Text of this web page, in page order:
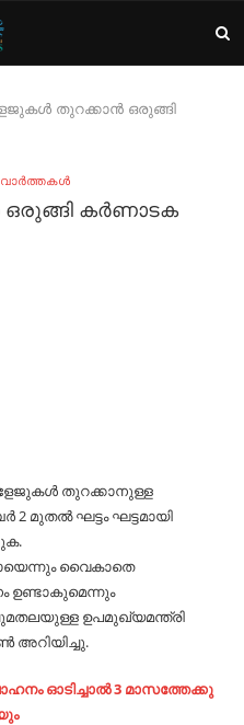
തുറക്കാൻ ഒരുങ്ങി
കർണാടക
തുറക്കാനുള്ള
2 മുതൽ ഘട്ടം ഘട്ടമായി
വൈകാതെ
ഉണ്ടാകുമെന്നും
ഉപമുഖ്യമന്ത്രി
ഓടിച്ചാൽ 3 മാസത്തേക്കു